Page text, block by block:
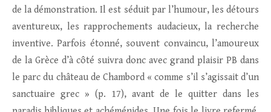
de la démonstration. Il est séduit par l’humour, les détours
aventureux, les rapprochements audacieux, la recherche
inventive. Parfois étonné, souvent convaincu, l’amoureux
de la Grèce d’à côté suivra donc avec grand plaisir PB dans
le parc du château de Chambord « comme s’il s’agissait d’un
sanctuaire grec » (p. 17), avant de le quitter dans les